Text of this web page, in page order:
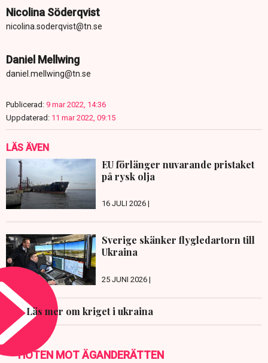
Nicolina Söderqvist
nicolina.soderqvist@tn.se
Daniel Mellwing
daniel.mellwing@tn.se
Publicerad: 9 mar 2022, 14:36
Uppdaterad: 11 mar 2022, 09:15
LÄS ÄVEN
EU förlänger nuvarande pristaket
på rysk olja
16 JULI 2026 |
Sverige skänker flygledartorn till
Ukraina
25 JUNI 2026 |
Läs mer om kriget i ukraina
HOTEN MOT ÄGANDERÄTTEN